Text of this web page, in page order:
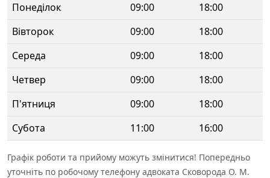
Понеділок 09:00
18:00
Вівторок
09:00
18:00
Середа
09:00
18:00
Четвер
09:00
18:00
П'ятниця
09:00
18:00
Субота
11:00 16:00
Графік роботи та прийому можуть змінитися! Попередньо
уточніть по робочому телефону адвоката Сковорода О. М.